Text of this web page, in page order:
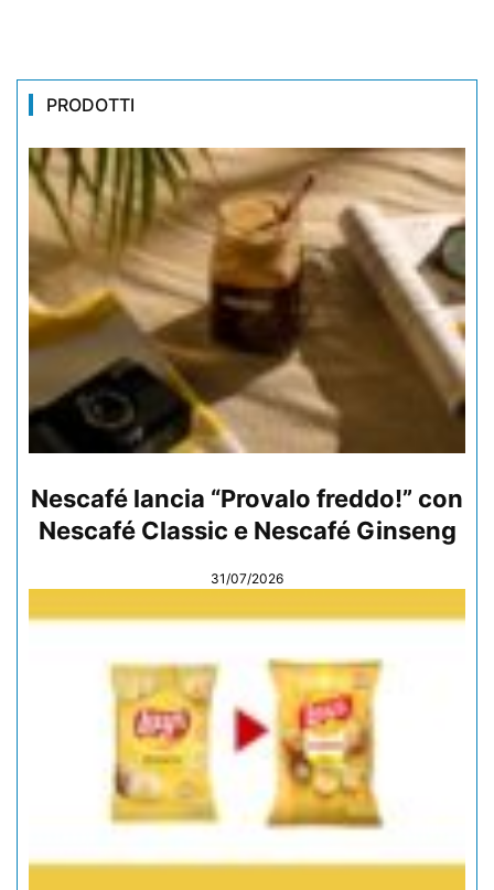
PRODOTTI
Nescafé lancia “Provalo freddo!” con
Nescafé Classic e Nescafé Ginseng
31/07/2026